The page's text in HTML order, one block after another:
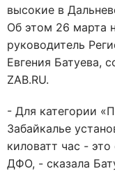
высокие в
Об этом 26 марта
руководитель
Евгения Батуева,
ZAB.RU.
- Для категории
Забайкалье
киловатт час -
ДФО, - сказала